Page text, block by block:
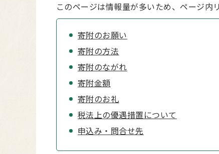
このページは情報量が多いため、ページ内
寄附のお願い
寄附の方法
寄附のながれ
寄附金額
寄附のお礼
税法上の優遇措置について
申込み・問合せ先